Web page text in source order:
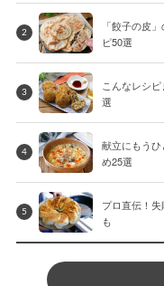
2
「餃子の皮
ピ50選
3
こんなレシ
選
4
献立にもう
め25選
5
プロ直伝！
も